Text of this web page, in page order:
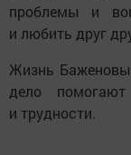
проблемы и
и любить друг
Жизнь
дело
и трудности.